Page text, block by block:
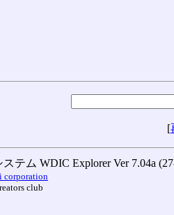
[
テム WDIC Explorer Ver 7.04a
corporation
club